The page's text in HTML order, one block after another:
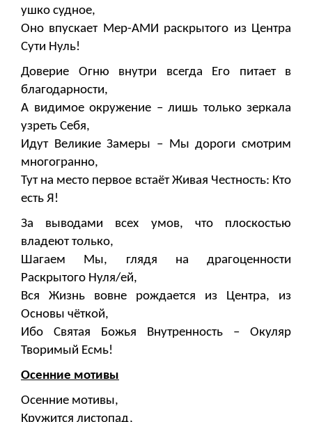
ушко судное,
Оно впускает Мер-АМИ раскрытого из Центра
Сути Нуль!
Доверие Огню внутри всегда Его питает в
благодарности,
А видимое окружение – лишь только зеркала
узреть Себя,
Идут Великие Замеры – Мы дороги смотрим
многогранно,
Тут на место первое встаёт Живая Честность: Кто
есть Я!
За выводами всех умов, что плоскостью
владеют только,
Шагаем Мы, глядя на драгоценности
Раскрытого Нуля/ей,
Вся Жизнь вовне рождается из Центра, из
Основы чёткой,
Ибо Святая Божья Внутренность – Окуляр
Творимый Есмь!
Осенние мотивы
Осенние мотивы,
Кружится листопад,